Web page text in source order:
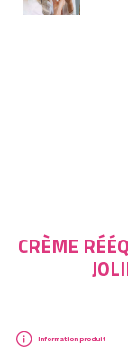
CRÈME
Information produit